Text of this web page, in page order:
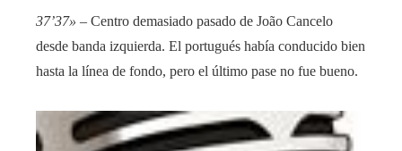
37’37» – Centro demasiado pasado de João Cancelo
desde banda izquierda. El portugués había conducido bien
hasta la línea de fondo, pero el último pase no fue bueno.